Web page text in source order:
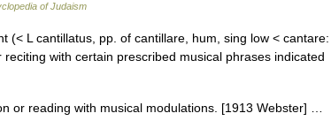
of Judaism
(< L cantillatus, pp. of cantillare, hum, sing low < cantare:
with certain prescribed musical phrases indicated
or reading with musical modulations. [1913 Webster] …